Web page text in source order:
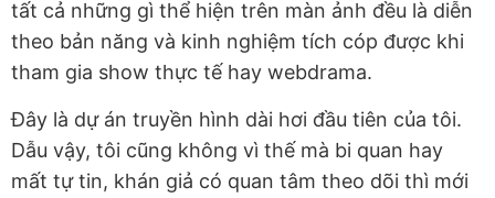
tất cả những gì thể hiện trên màn ảnh đều là diễn
theo bản năng và kinh nghiệm tích cóp được khi
tham gia show thực tế hay webdrama.
Đây là dự án truyền hình dài hơi đầu tiên của tôi.
Dẫu vậy, tôi cũng không vì thế mà bi quan hay
mất tự tin, khán giả có quan tâm theo dõi thì mới